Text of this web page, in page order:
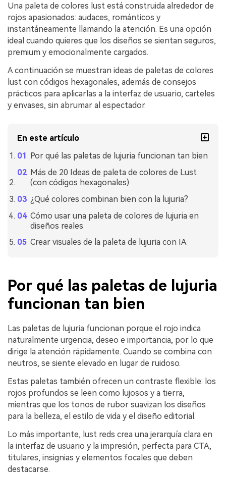
Una paleta de colores lust está construida alrededor de
rojos apasionados: audaces, románticos y
instantáneamente llamando la atención. Es una opción
ideal cuando quieres que los diseños se sientan seguros,
premium y emocionalmente cargados.
A continuación se muestran ideas de paletas de colores
lust con códigos hexagonales, además de consejos
prácticos para aplicarlas a la interfaz de usuario, carteles
y envases, sin abrumar al espectador.
En este artículo
Por qué las paletas de lujuria funcionan tan bien
Más de 20 Ideas de paleta de colores de Lust
(con códigos hexagonales)
¿Qué colores combinan bien con la lujuria?
Cómo usar una paleta de colores de lujuria en
diseños reales
Crear visuales de la paleta de lujuria con IA
Por qué las paletas de lujuria
funcionan tan bien
Las paletas de lujuria funcionan porque el rojo indica
naturalmente urgencia, deseo e importancia, por lo que
dirige la atención rápidamente. Cuando se combina con
neutros, se siente elevado en lugar de ruidoso.
Estas paletas también ofrecen un contraste flexible: los
rojos profundos se leen como lujosos y a tierra,
mientras que los tonos de rubor suavizan los diseños
para la belleza, el estilo de vida y el diseño editorial.
Lo más importante, lust reds crea una jerarquía clara en
la interfaz de usuario y la impresión, perfecta para CTA,
titulares, insignias y elementos focales que deben
destacarse.